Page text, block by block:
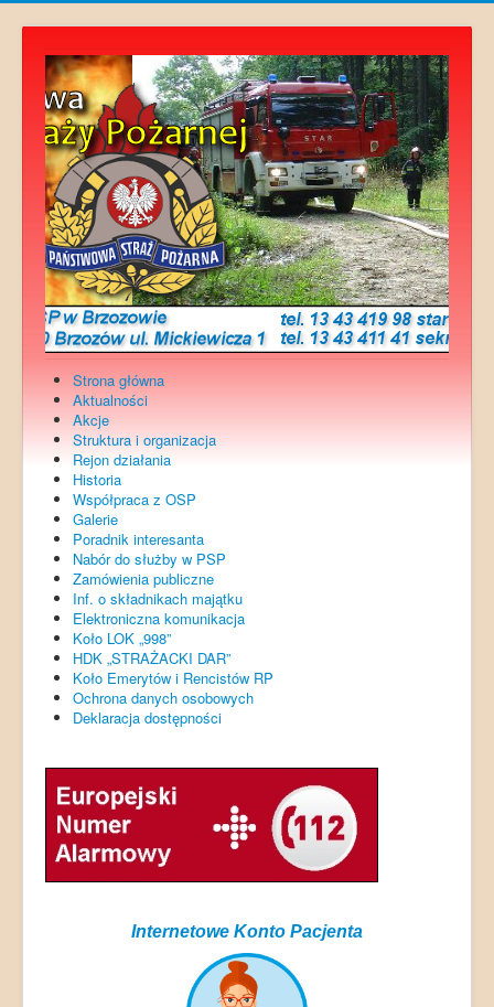
Strona główna
Aktualności
Akcje
Struktura i organizacja
Rejon działania
Historia
Współpraca z OSP
Galerie
Poradnik interesanta
Nabór do służby w PSP
Zamówienia publiczne
Inf. o składnikach majątku
Elektroniczna komunikacja
Koło LOK „998”
HDK „STRAŻACKI DAR”
Koło Emerytów i Rencistów RP
Ochrona danych osobowych
Deklaracja dostępności
Internetowe Konto Pacjenta